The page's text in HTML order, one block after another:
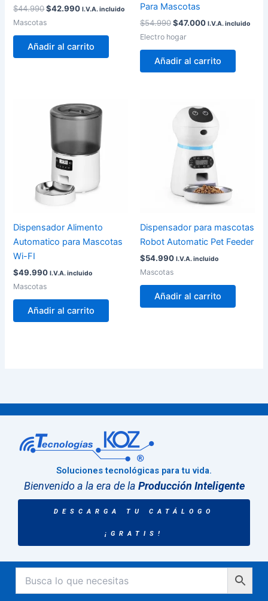
$44.990$42.990 I.V.A. incluido
Mascotas
Añadir al carrito
Para Mascotas
$54.990$47.000 I.V.A. incluido
Electro hogar
Añadir al carrito
Dispensador Alimento
Automatico para Mascotas
Wi-FI
$49.990 I.V.A. incluido
Mascotas
Añadir al carrito
Dispensador para mascotas
Robot Automatic Pet Feeder
$54.990 I.V.A. incluido
Mascotas
Añadir al carrito
Soluciones tecnológicas para tu vida.
Bienvenido a la era de la Producción Inteligente
DESCARGA TU CATÁLOGO
¡GRATIS!